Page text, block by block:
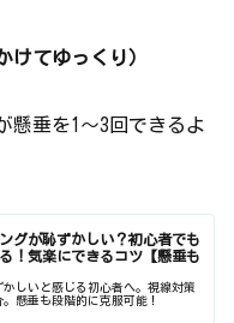
けてゆっくり）
懸垂を1〜3回できるよ
グが恥ずかしい？初心者でも
！気楽にできるコツ【懸垂も
しいと感じる初心者へ。視線対策
懸垂も段階的に克服可能！